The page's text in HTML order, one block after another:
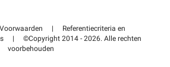
Voorwaarden |
Referentiecriteria en
|
©Copyright 2014 - 2026. Alle rechten
voorbehouden